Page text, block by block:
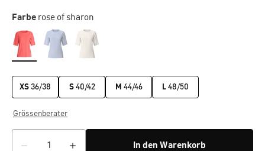
Farbe rose of sharon
XS 36/38 S40/42 M 44/46 L 48/50
Grössenberater
In den Warenkorb